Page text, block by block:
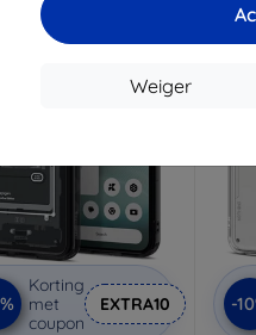
Weiger
Korting
met
coupon
EXTRA10
-10%
-